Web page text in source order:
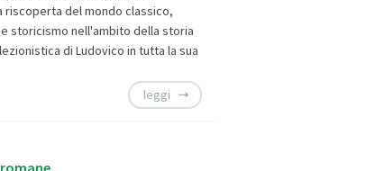
riscoperta del mondo classico,
storicismo nell'ambito della storia
di Ludovico in tutta la sua
leggi